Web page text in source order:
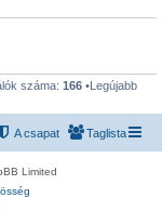
száma: 166 •Legújabb
Taglista
A csapat
Limited